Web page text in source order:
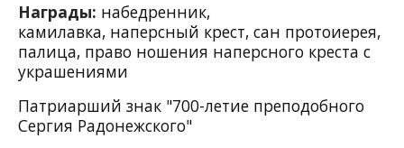
Награды: набедренник,
камилавка, наперсный крест, сан протоиерея,
палица, право ношения наперсного креста с
украшениями
Патриарший знак "700-летие преподобного
Сергия Радонежского"